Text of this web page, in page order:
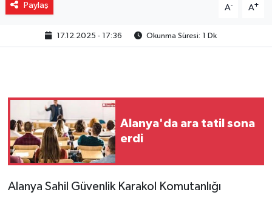
Paylaş A- A+
17.12.2025 - 17:36 Okunma Süresi: 1 Dk
Alanya'da ara tatil sona
erdi
Alanya Sahil Güvenlik Karakol Komutanlığı